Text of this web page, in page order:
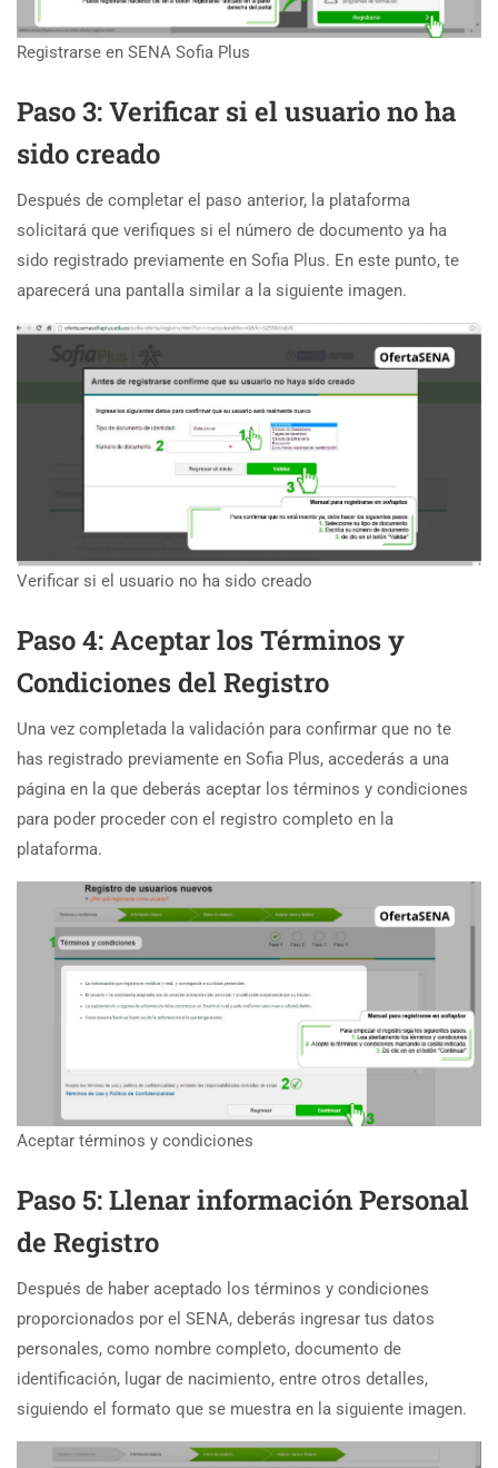
Registrarse en SENA Sofia Plus
Paso 3: Verificar si el usuario no ha
sido creado
Después de completar el paso anterior, la plataforma
solicitará que verifiques si el número de documento ya ha
sido registrado previamente en Sofia Plus. En este punto, te
aparecerá una pantalla similar a la siguiente imagen.
Verificar si el usuario no ha sido creado
Paso 4: Aceptar los Términos y
Condiciones del Registro
Una vez completada la validación para confirmar que no te
has registrado previamente en Sofia Plus, accederás a una
página en la que deberás aceptar los términos y condiciones
para poder proceder con el registro completo en la
plataforma.
Aceptar términos y condiciones
Paso 5: Llenar información Personal
de Registro
Después de haber aceptado los términos y condiciones
proporcionados por el SENA, deberás ingresar tus datos
personales, como nombre completo, documento de
identificación, lugar de nacimiento, entre otros detalles,
siguiendo el formato que se muestra en la siguiente imagen.